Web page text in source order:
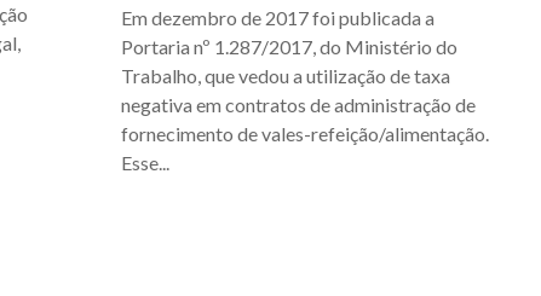
Em dezembro de 2017 foi publicada a
Portaria nº 1.287/2017, do Ministério do
Trabalho, que vedou a utilização de taxa
negativa em contratos de administração de
fornecimento de vales-refeição/alimentação.
Esse...